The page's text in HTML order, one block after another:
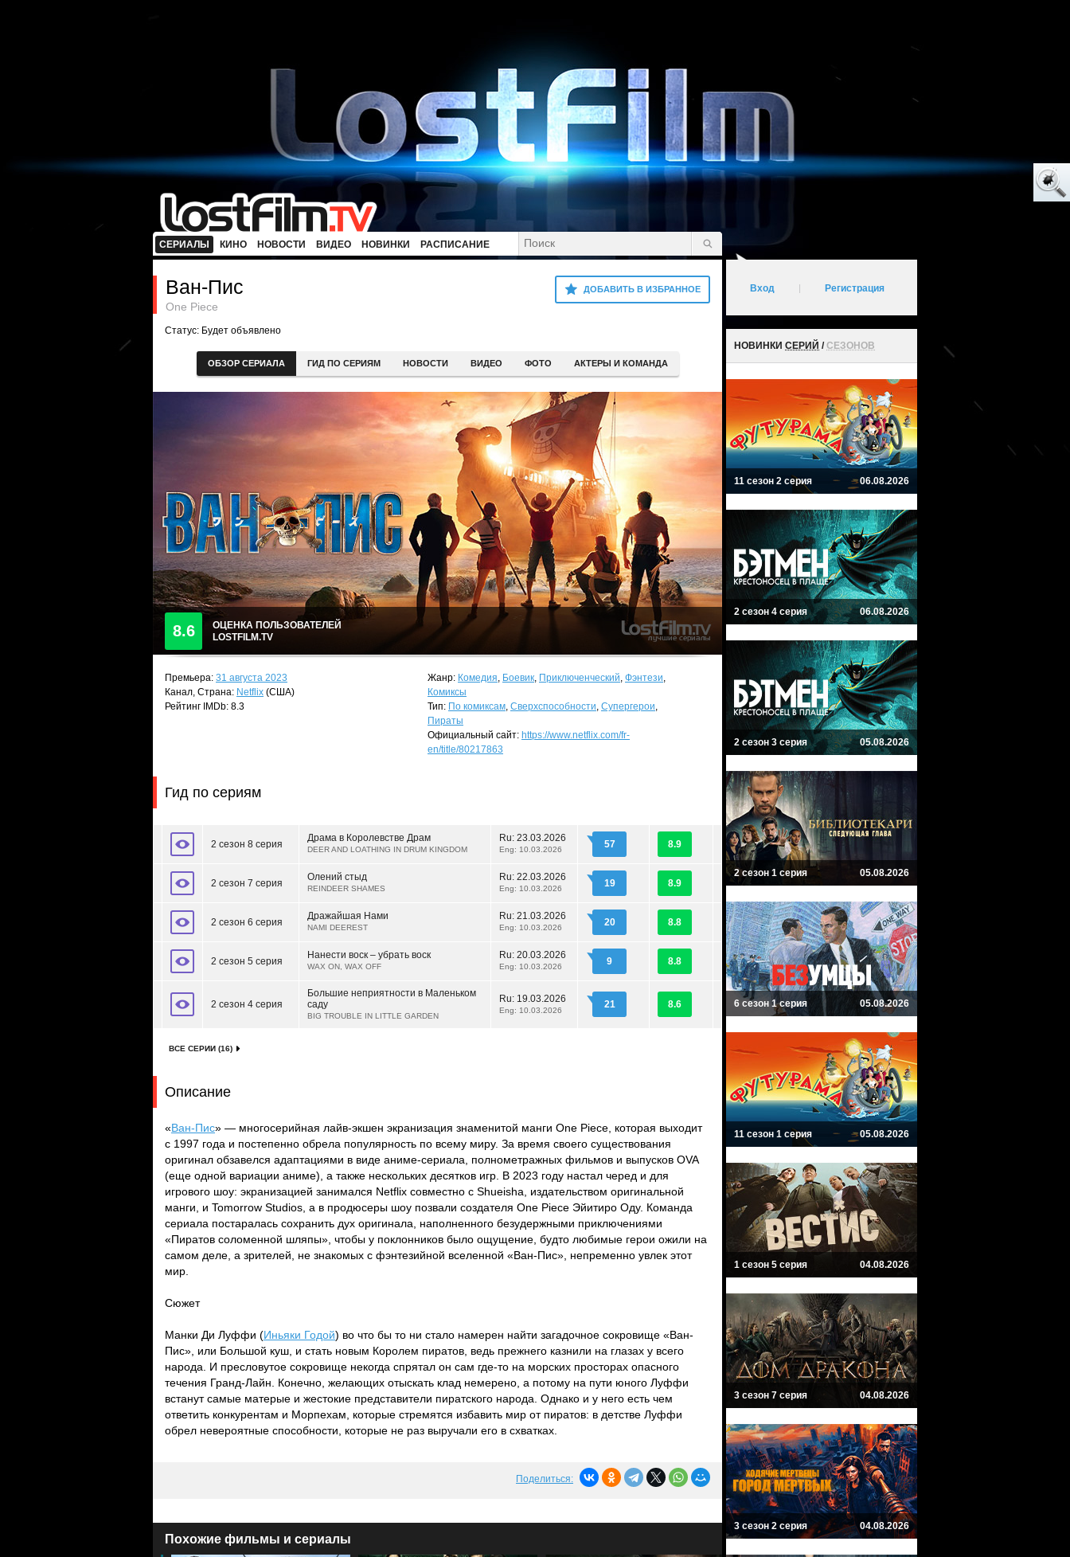
СЕРИАЛЫ КИНО НОВОСТИ ВИДЕО НОВИНКИ РАСПИСАНИЕ
ДОБАВИТЬ В ИЗБРАННОЕ
Ван-Пис
One Piece
Статус: Будет объявлено
ОБЗОР СЕРИАЛА ГИД ПО СЕРИЯМ НОВОСТИ ВИДЕО ФОТО АКТЕРЫ И КОМАНДА
8.6
ОЦЕНКА ПОЛЬЗОВАТЕЛЕЙ
LOSTFILM.TV
Премьера: 31 августа 2023
Канал, Страна: Netflix (США)
Рейтинг IMDb: 8.3
Жанр: Комедия, Боевик, Приключенческий, Фэнтези,
Комиксы
Тип: По комиксам, Сверхспособности, Супергерои,
Пираты
Официальный сайт: https://www.netflix.com/fr-
en/title/80217863
Гид по сериям
2 сезон 8 серия
Драма в Королевстве Драм
DEER AND LOATHING IN DRUM KINGDOM
Ru: 23.03.2026
Eng: 10.03.2026 57 8.9
2 сезон 7 серия
Олений стыд
REINDEER SHAMES
Ru: 22.03.2026
Eng: 10.03.2026 19 8.9
2 сезон 6 серия
Дражайшая Нами
NAMI DEEREST
Ru: 21.03.2026
Eng: 10.03.2026 20 8.8
2 сезон 5 серия
Нанести воск – убрать воск
WAX ON, WAX OFF
Ru: 20.03.2026
Eng: 10.03.2026 9 8.8
2 сезон 4 серия
Большие неприятности в Маленьком
саду
BIG TROUBLE IN LITTLE GARDEN
Ru: 19.03.2026
Eng: 10.03.2026
21 8.6
ВСЕ СЕРИИ (16)
Описание
«Ван-Пис» — многосерийная лайв-экшен экранизация знаменитой манги One Piece, которая выходит
с 1997 года и постепенно обрела популярность по всему миру. За время своего существования
оригинал обзавелся адаптациями в виде аниме-сериала, полнометражных фильмов и выпусков OVA
(еще одной вариации аниме), а также нескольких десятков игр. В 2023 году настал черед и для
игрового шоу: экранизацией занималcя Netflix совместно c Shueisha, издательством оригинальной
манги, и Tomorrow Studios, а в продюсеры шоу позвали создателя One Piece Эйитиро Оду. Команда
сериала постаралась сохранить дух оригинала, наполненного безудержными приключениями
«Пиратов соломенной шляпы», чтобы у поклонников было ощущение, будто любимые герои ожили на
самом деле, а зрителей, не знакомых с фэнтезийной вселенной «Ван-Пис», непременно увлек этот
мир.
Сюжет
Манки Ди Луффи (Иньяки Годой) во что бы то ни стало намерен найти загадочное сокровище «Ван-
Пис», или Большой куш, и стать новым Королем пиратов, ведь прежнего казнили на глазах у всего
народа. И пресловутое сокровище некогда спрятал он сам где-то на морских просторах опасного
течения Гранд-Лайн. Конечно, желающих отыскать клад немерено, а потому на пути юного Луффи
встанут самые матерые и жестокие представители пиратского народа. Однако и у него есть чем
ответить конкурентам и Морпехам, которые стремятся избавить мир от пиратов: в детстве Луффи
обрел невероятные способности, которые не раз выручали его в схватках.
Поделиться:
Похожие фильмы и сериалы
Вход Регистрация
НОВИНКИ СЕРИЙ /СЕЗОНОВ
11 сезон 2 серия 06.08.2026
2 сезон 4 серия 06.08.2026
2 сезон 3 серия 05.08.2026
2 сезон 1 серия 05.08.2026
6 сезон 1 серия 05.08.2026
11 сезон 1 серия 05.08.2026
1 сезон 5 серия 04.08.2026
3 сезон 7 серия 04.08.2026
3 сезон 2 серия 04.08.2026